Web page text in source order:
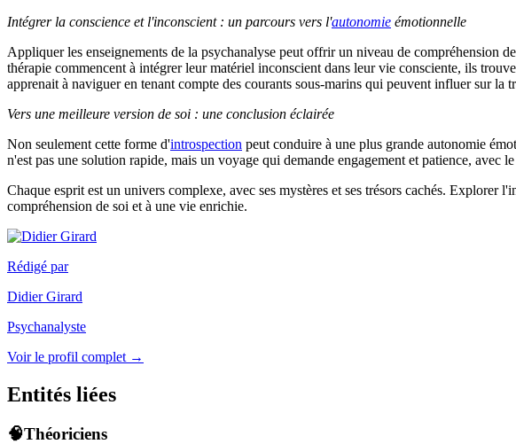
Intégrer la conscience et l'inconscient : un parcours vers l'autonomie émotionnelle
Appliquer les enseignements de la psychanalyse peut offrir un niveau de compréhension
thérapie commencent à intégrer leur matériel inconscient dans leur vie consciente, ils
apprenait à naviguer en tenant compte des courants sous-marins qui peuvent influer sur la
Vers une meilleure version de soi : une conclusion éclairée
Non seulement cette forme d'introspection peut conduire à une plus grande autonomie
n'est pas une solution rapide, mais un voyage qui demande engagement et patience, avec
Chaque esprit est un univers complexe, avec ses mystères et ses trésors cachés.
compréhension de soi et à une vie enrichie.
Rédigé par
Didier Girard
Psychanalyste
Voir le profil complet →
Entités liées
🧠Théoriciens